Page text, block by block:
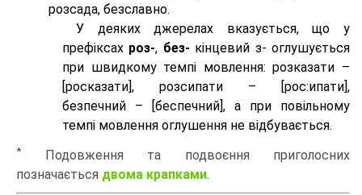
розсада, безславно.
У деяких джерелах вказується, що у
префіксах роз-, без- кінцевий з- оглушується
при швидкому темпі мовлення: розказати –
[росказати], розсипати – [роc:ипати],
безпечний – [беспечний], а при повільному
темпі мовлення оглушення не відбувається.
*
Подовження та подвоєння приголосних
позначається двома крапками.